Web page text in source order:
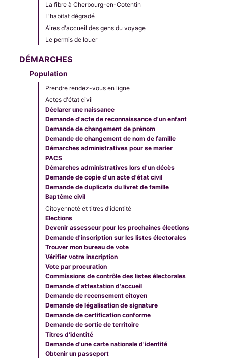
La fibre à Cherbourg-en-Cotentin
L'habitat dégradé
Aires d'accueil des gens du voyage
Le permis de louer
DÉMARCHES
Population
Prendre rendez-vous en ligne
Actes d'état civil
Déclarer une naissance
Demande d'acte de reconnaissance d'un enfant
Demande de changement de prénom
Demande de changement de nom de famille
Démarches administratives pour se marier
PACS
Démarches administratives lors d'un décès
Demande de copie d'un acte d'état civil
Demande de duplicata du livret de famille
Baptême civil
Citoyenneté et titres d'identité
Elections
Devenir assesseur pour les prochaines élections
Demande d'inscription sur les listes électorales
Trouver mon bureau de vote
Vérifier votre inscription
Vote par procuration
Commissions de contrôle des listes électorales
Demande d'attestation d'accueil
Demande de recensement citoyen
Demande de légalisation de signature
Demande de certification conforme
Demande de sortie de territoire
Titres d'identité
Demande d'une carte nationale d'identité
Obtenir un passeport